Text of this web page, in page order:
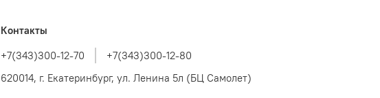
Контакты
+7(343)300-12-70
+7(343)300-12-80
620014, г. Екатеринбург, ул. Ленина 5л (БЦ Самолет)